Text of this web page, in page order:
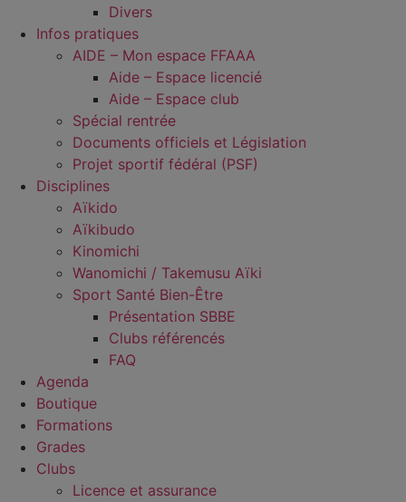
Divers
Infos pratiques
AIDE – Mon espace FFAAA
Aide – Espace licencié
Aide – Espace club
Spécial rentrée
Documents officiels et Législation
Projet sportif fédéral (PSF)
Disciplines
Aïkido
Aïkibudo
Kinomichi
Wanomichi / Takemusu Aïki
Sport Santé Bien-Être
Présentation SBBE
Clubs référencés
FAQ
Agenda
Boutique
Formations
Grades
Clubs
Licence et assurance